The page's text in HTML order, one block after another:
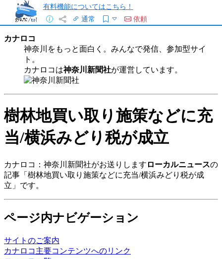
有料機能についてはこちら！
通常
依頼